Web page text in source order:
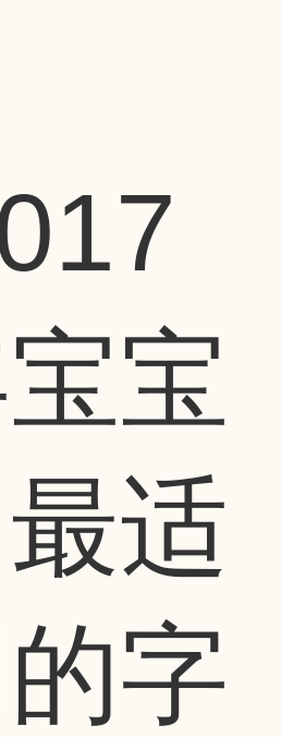
宝
适
字